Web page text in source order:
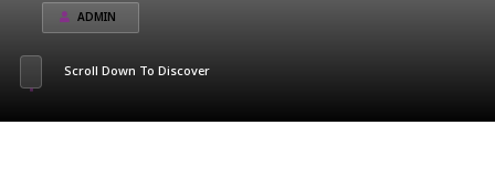
ADMIN
Scroll Down To Discover